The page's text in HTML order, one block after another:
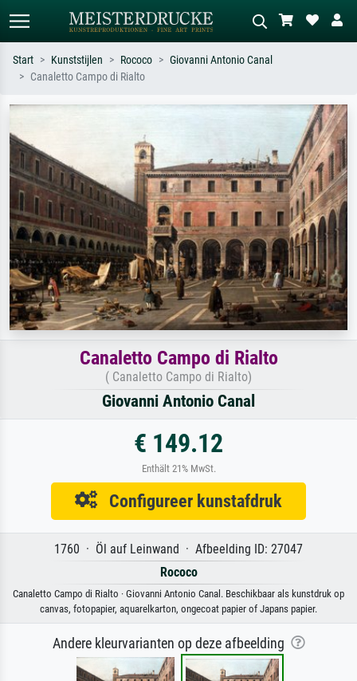
Monet, Sterrennacht, impressionisme,
Beschrijf de scène – bijv. groene
weide, abstract met veel rood, donker
olieverfschilderij, staand naakt naast
een boom.
Start Kunststijlen Rococo
Giovanni Antonio Canal
Canaletto Campo di Rialto
Canaletto Campo di Rialto
( Canaletto Campo di Rialto)
Giovanni Antonio Canal
€ 149.12
Enthält 21% MwSt.
Configureer kunstafdruk
1760 · Öl auf Leinwand · Afbeelding ID: 27047
Rococo
Canaletto Campo di Rialto · Giovanni Antonio Canal. Beschikbaar als kunstdruk op
canvas, fotopapier, aquarelkarton, ongecoat papier of Japans papier.
Andere kleurvarianten op deze afbeelding